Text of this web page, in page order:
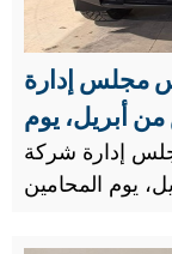
مجلس إدارة
أبريل، يوم
المحامين.
إدارة شركة